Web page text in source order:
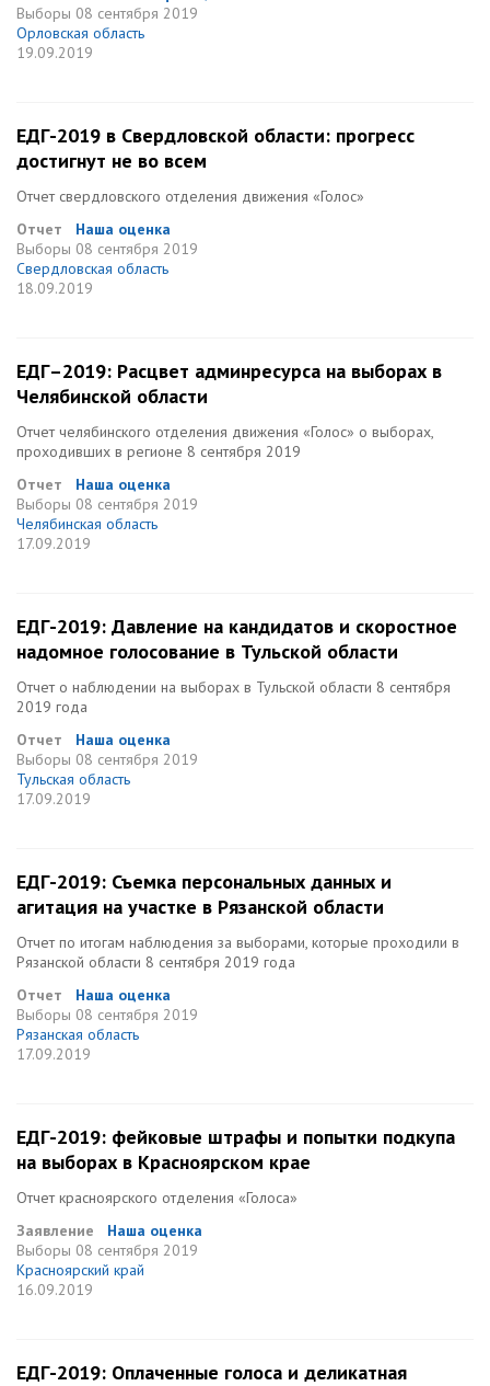
Выборы 08 сентября 2019
Орловская область
19.09.2019
ЕДГ-2019 в Свердловской области: прогресс
достигнут не во всем
Отчет свердловского отделения движения «Голос»
Отчет
Наша оценка
Выборы 08 сентября 2019
Свердловская область
18.09.2019
ЕДГ–2019: Расцвет админресурса на выборах в
Челябинской области
Отчет челябинского отделения движения «Голос» о выборах,
проходивших в регионе 8 сентября 2019
Отчет
Наша оценка
Выборы 08 сентября 2019
Челябинская область
17.09.2019
ЕДГ-2019: Давление на кандидатов и скоростное
надомное голосование в Тульской области
Отчет о наблюдении на выборах в Тульской области 8 сентября
2019 года
Отчет
Наша оценка
Выборы 08 сентября 2019
Тульская область
17.09.2019
ЕДГ-2019: Съемка персональных данных и
агитация на участке в Рязанской области
Отчет по итогам наблюдения за выборами, которые проходили в
Рязанской области 8 сентября 2019 года
Отчет
Наша оценка
Выборы 08 сентября 2019
Рязанская область
17.09.2019
ЕДГ-2019: фейковые штрафы и попытки подкупа
на выборах в Красноярском крае
Отчет красноярского отделения «Голоса»
Заявление
Наша оценка
Выборы 08 сентября 2019
Красноярский край
16.09.2019
ЕДГ-2019: Оплаченные голоса и деликатная